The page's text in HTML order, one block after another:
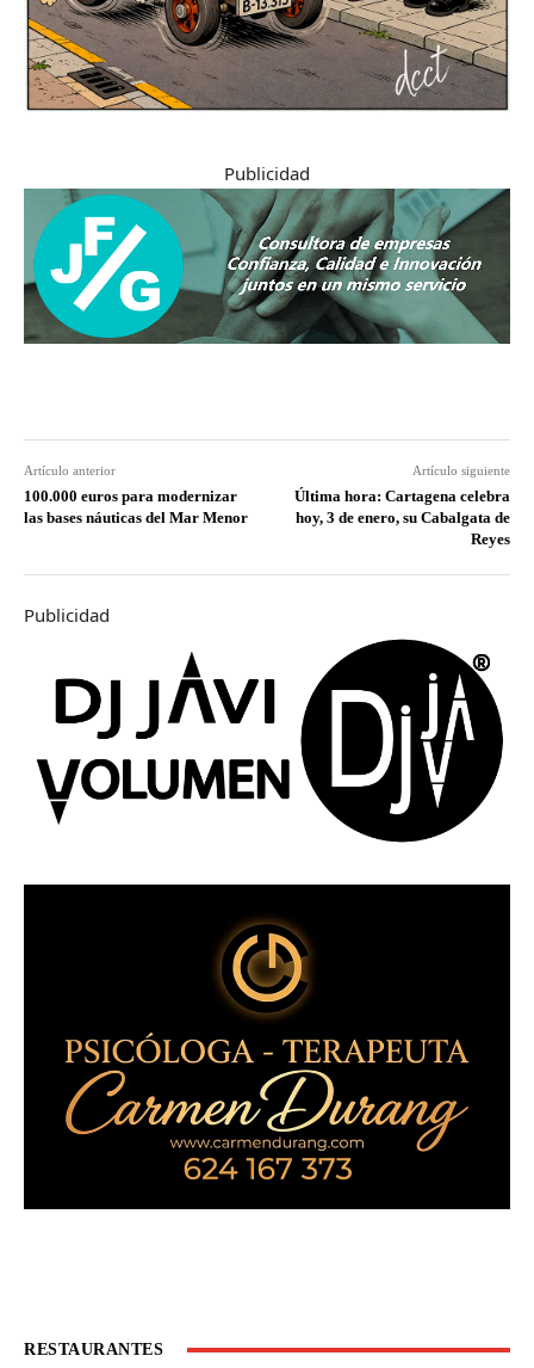
Publicidad
Artículo anterior
100.000 euros para modernizar
las bases náuticas del Mar Menor
Artículo siguiente
Última hora: Cartagena celebra
hoy, 3 de enero, su Cabalgata de
Reyes
Publicidad
RESTAURANTES